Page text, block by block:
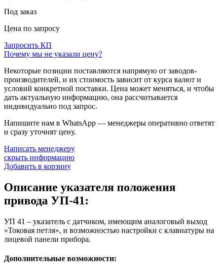
Под заказ
Цена по запросу
Запросить КП
Почему мы не указали цену?
Некоторые позиции поставляются напрямую от заводов-
производителей, и их стоимость зависит от курса валют и
условий конкретной поставки. Цена может меняться, и чтобы
дать актуальную информацию, она рассчитывается
индивидуально под запрос.
Напишите нам в WhatsApp — менеджеры оперативно ответят
и сразу уточнят цену.
Написать менеджеру
скрыть информацию
Добавить в корзину
Описание указателя положения
привода УП-41:
УП 41 – указатель с датчиком, имеющим аналоговый выход
«Токовая петля», и возможностью настройки с клавиатуры на
лицевой панели прибора.
Дополнительные возможности: